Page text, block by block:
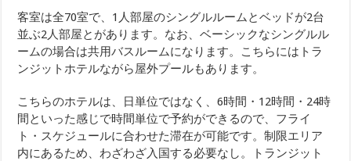
客室は全70室で、1人部屋のシングルルームとベッドが2台
並ぶ2人部屋とがあります。なお、ベーシックなシングルル
ームの場合は共用バスルームになります。こちらにはトラ
ンジットホテルながら屋外プールもあります。
こちらのホテルは、日単位ではなく、6時間・12時間・24時
間といった感じで時間単位で予約ができるので、フライ
ト・スケジュールに合わせた滞在が可能です。制限エリア
内にあるため、わざわざ入国する必要なし。トランジット